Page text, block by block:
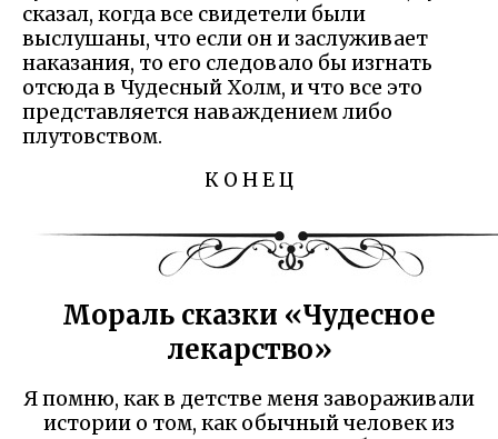
сказал, когда все свидетели были
выслушаны, что если он и заслуживает
наказания, то его следовало бы изгнать
отсюда в Чудесный Холм, и что все это
представляется наваждением либо
плутовством.
К О Н Е Ц
Мораль сказки «Чудесное
лекарство»
Я помню, как в детстве меня завораживали
истории о том, как обычный человек из